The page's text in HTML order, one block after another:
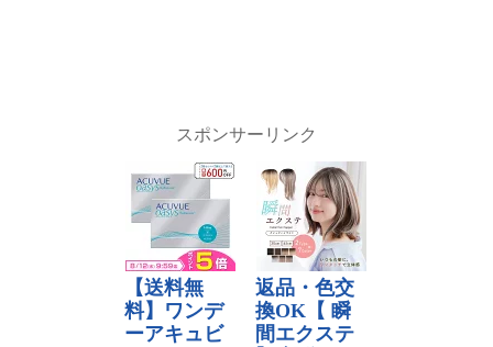
スポンサーリンク